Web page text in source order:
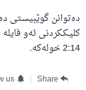
ده‌توانن گوێبیسـتی
كلیـكـكردنی ئه‌و
2:14 خوله‌كه‌.
Share
us